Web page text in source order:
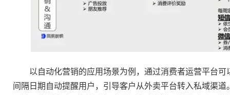
以自动化营销的应用场景为例，通过消费者运营平台可
间隔日期自动提醒用户，引导客户从外卖平台转入私域渠